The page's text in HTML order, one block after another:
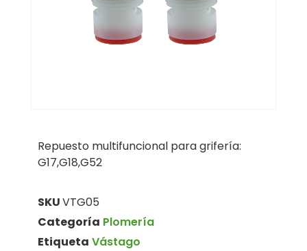
Repuesto multifuncional para grifería:
G17,G18,G52
SKUVTG05
Categoría Plomería
Etiqueta Vástago